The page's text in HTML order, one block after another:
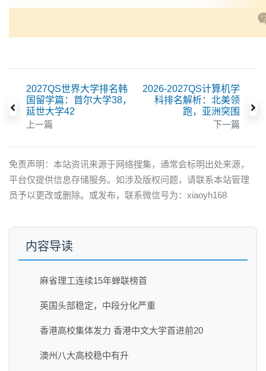
2027QS世界大学排名韩
国留学篇：首尔大学38，
延世大学42
上一篇
2026-2027QS计算机学
科排名解析：北美领
跑，亚洲突围
下一篇
免责声明：本站资讯来源于网络搜集，通常会标明出处来源，
平台仅提供信息存储服务。如涉及版权问题，请联系本站管理
员予以更改或删除。或发布，联系微信号为：xiaoyh168
内容导读
麻省理工连续15年蝉联榜首
英国头部稳定，中段分化严重
香港高校集体发力 香港中文大学首进前20
澳州八大高校稳中有升